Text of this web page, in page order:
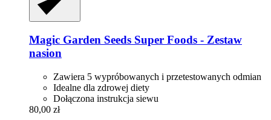
Magic Garden Seeds Super Foods -​ Zestaw
nasion
Zawiera 5 wypróbowanych i przetestowanych odmian
Idealne dla zdrowej diety
Dołączona instrukcja siewu
80,00 zł